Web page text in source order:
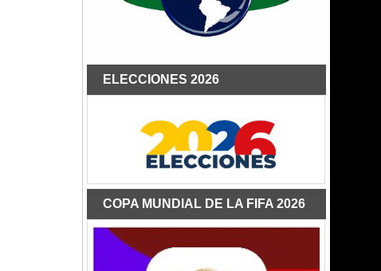
ELECCIONES 2026
COPA MUNDIAL DE LA FIFA 2026